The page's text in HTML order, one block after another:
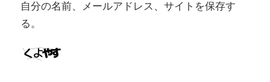
自分の名前、メールアドレス、サイトを保存す
る。